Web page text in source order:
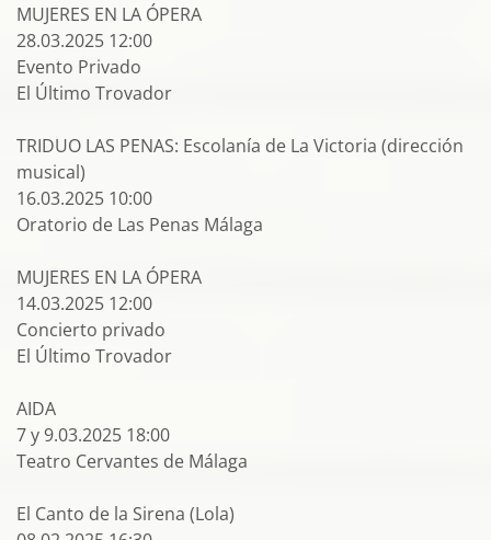
MUJERES EN LA ÓPERA
28.03.2025 12:00
Evento Privado
El Último Trovador
TRIDUO LAS PENAS: Escolanía de La Victoria (dirección
musical)
16.03.2025 10:00
Oratorio de Las Penas Málaga
MUJERES EN LA ÓPERA
14.03.2025 12:00
Concierto privado
El Último Trovador
AIDA
7 y 9.03.2025 18:00
Teatro Cervantes de Málaga
El Canto de la Sirena (Lola)